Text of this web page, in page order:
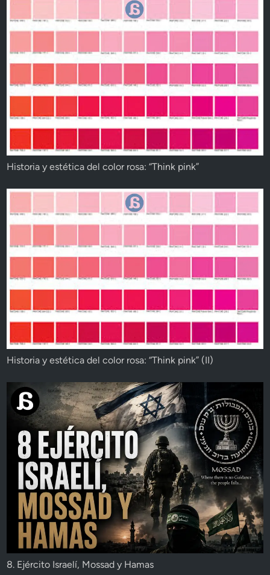
Historia y estética del color rosa: “Think pink”
Historia y estética del color rosa: “Think pink” (II)
8. Ejército Israelí, Mossad y Hamas